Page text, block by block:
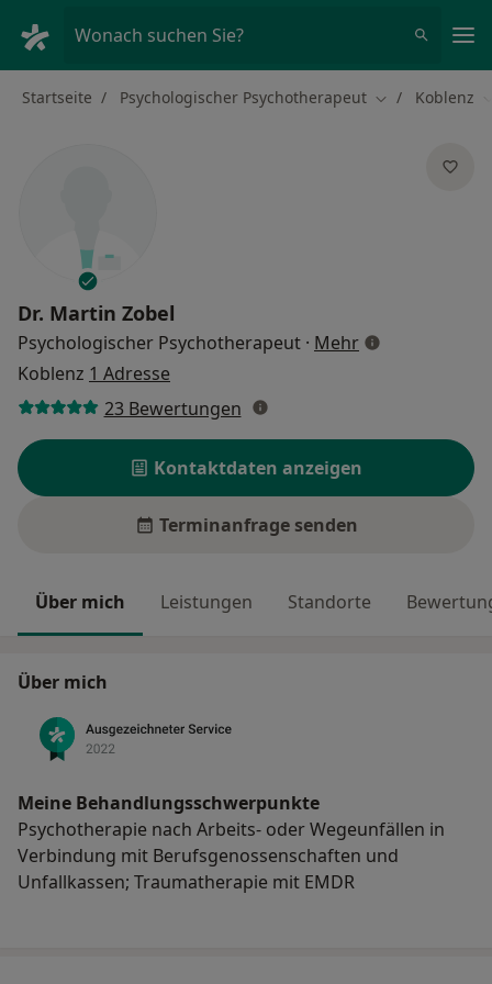
Wonach suchen Sie?
Startseite Psychologischer Psychotherapeut Stadt ändern
Koblenz
Dr. Martin Zobel
Psychologischer Psychotherapeut · Mehrüber
Koblenz 1 Adresse
23 Bewertungen
Kontaktdaten anzeigen
Terminanfrage senden
Über mich Leistungen Standorte
Über mich
Meine Behandlungs­schwerpunkte
Psychotherapie nach Arbeits- oder Wegeunfällen in
Verbindung mit Berufsgenossenschaften und
Unfallkassen; Traumatherapie mit EMDR